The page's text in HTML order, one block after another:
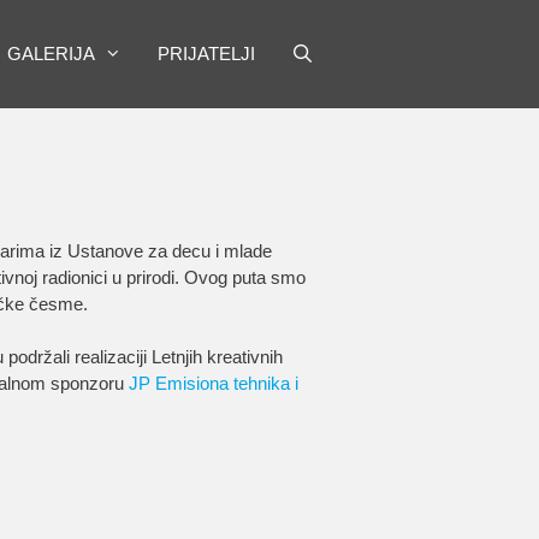
GALERIJA PRIJATELJI
iz Ustanove za decu i mlade
radionici u prirodi. Ovog puta smo
česme.
realizaciji Letnjih kreativnih
sponzoru JP Emisiona tehnika i